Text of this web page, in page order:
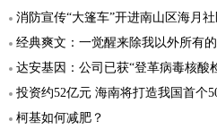
消防宣传“大篷车”开进南山区海月
经典爽文：一觉醒来除我以外所有
达安基因：公司已获“登革病毒核酸检测试剂盒
投资约52亿元 海南将打造我国首个
柯基如何减肥？